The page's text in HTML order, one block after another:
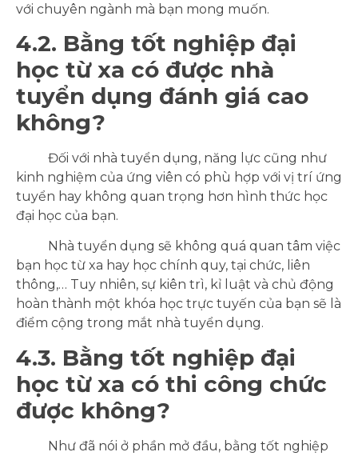
với chuyên ngành mà bạn mong muốn.
4.2. Bằng tốt nghiệp đại
học từ xa có được nhà
tuyển dụng đánh giá cao
không?
Đối với nhà tuyển dụng, năng lực cũng như
kinh nghiệm của ứng viên có phù hợp với vị trí ứng
tuyển hay không quan trọng hơn hình thức học
đại học của bạn.
Nhà tuyển dụng sẽ không quá quan tâm việc
bạn học từ xa hay học chính quy, tại chức, liên
thông,… Tuy nhiên, sự kiên trì, kỉ luật và chủ động
hoàn thành một khóa học trực tuyến của bạn sẽ là
điểm cộng trong mắt nhà tuyển dụng.
4.3. Bằng tốt nghiệp đại
học từ xa có thi công chức
được không?
Như đã nói ở phần mở đầu, bằng tốt nghiệp